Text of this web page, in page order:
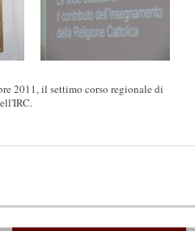
2011, il settimo corso regionale di